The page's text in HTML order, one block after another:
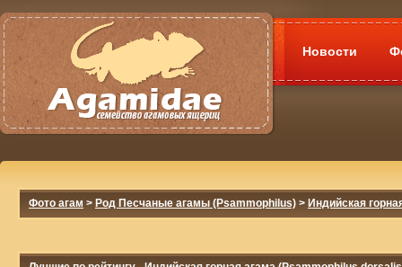
Новости
Фото агам > Род Песчаные агамы (Psammophilus) > Индийская